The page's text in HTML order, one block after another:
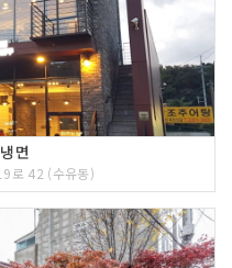
면
로 42 (수유동)